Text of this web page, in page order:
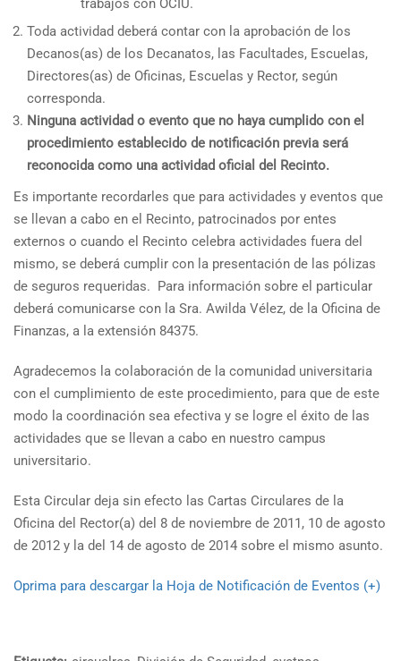
trabajos con OCIU.
Toda actividad deberá contar con la aprobación de los
Decanos(as) de los Decanatos, las Facultades, Escuelas,
Directores(as) de Oficinas, Escuelas y Rector, según
corresponda.
Ninguna actividad o evento que no haya cumplido con el
procedimiento establecido de notificación previa será
reconocida como una actividad oficial del Recinto.
Es importante recordarles que para actividades y eventos que
se llevan a cabo en el Recinto, patrocinados por entes
externos o cuando el Recinto celebra actividades fuera del
mismo, se deberá cumplir con la presentación de las pólizas
de seguros requeridas. Para información sobre el particular
deberá comunicarse con la Sra. Awilda Vélez, de la Oficina de
Finanzas, a la extensión 84375.
Agradecemos la colaboración de la comunidad universitaria
con el cumplimiento de este procedimiento, para que de este
modo la coordinación sea efectiva y se logre el éxito de las
actividades que se llevan a cabo en nuestro campus
universitario.
Esta Circular deja sin efecto las Cartas Circulares de la
Oficina del Rector(a) del 8 de noviembre de 2011, 10 de agosto
de 2012 y la del 14 de agosto de 2014 sobre el mismo asunto.
Oprima para descargar la Hoja de Notificación de Eventos (+)